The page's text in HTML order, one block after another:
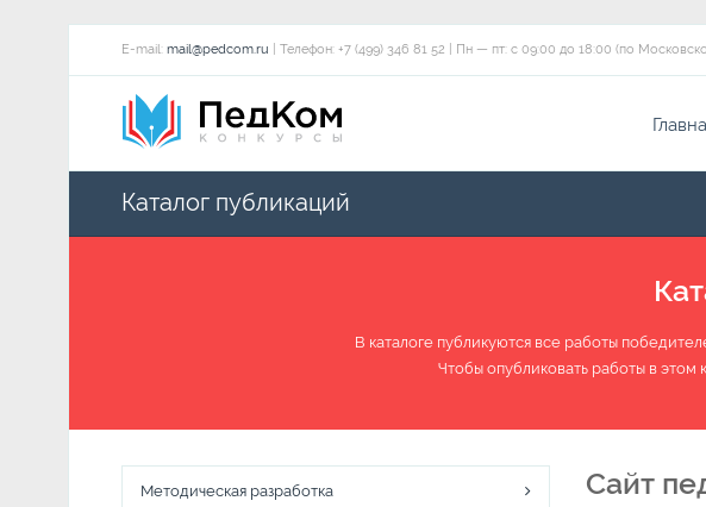
E-mail: mail@pedcom.ru | Телефон: +7 (499) 346 81 52 | Пн — пт: с 09:00 до 18:00 (по
Каталог публикаций
В каталоге публикуются все работы
Чтобы опубликовать работы в этом
Методическая разработка Сайт